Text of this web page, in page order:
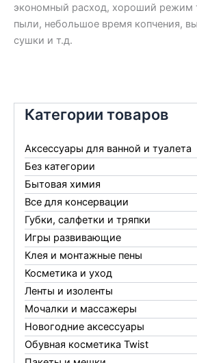
Категории товаров
Аксессуары для ванной и туалета
Без категории
Бытовая химия
Все для консервации
Губки, салфетки и тряпки
Игры развивающие
Клея и монтажные пены
Косметика и уход
Ленты и изоленты
Мочалки и массажеры
Новогодние аксессуары
Обувная косметика Twist
экономный расход, хороший режим
пыли, небольшое время копчения,
сушки и т.д.